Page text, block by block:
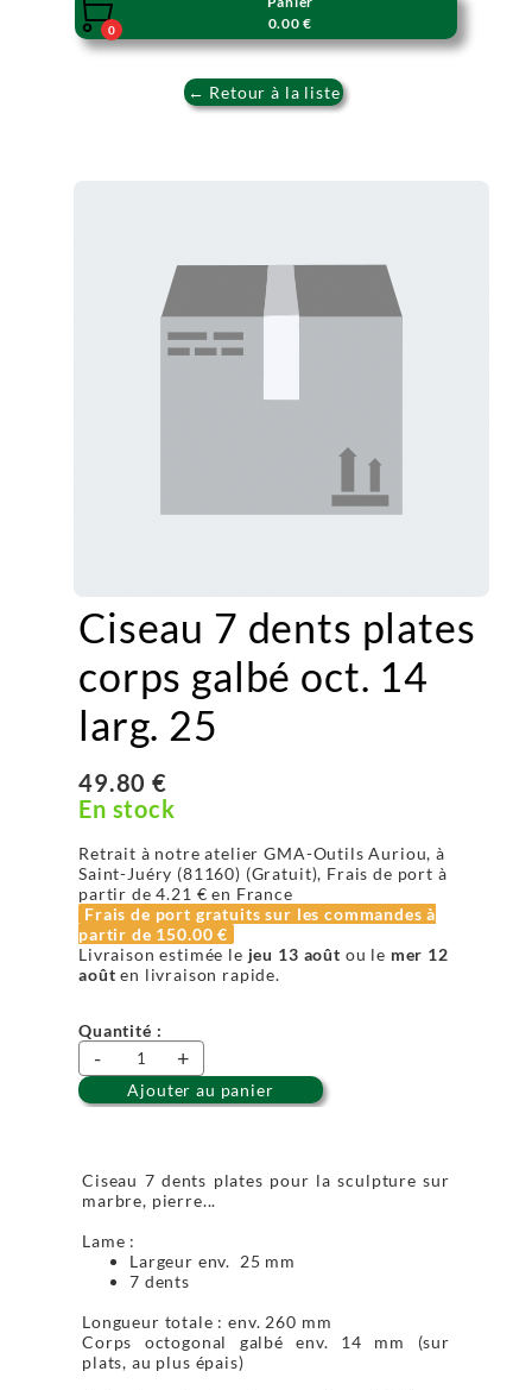

0
0.00 €
← Retour à la liste
Ciseau 7 dents plates
corps galbé oct. 14
larg. 25
49.80 €
En stock
Retrait à notre atelier GMA-Outils Auriou, à
Saint-Juéry (81160) (Gratuit), Frais de port à
partir de4.21 € en France
Frais de port gratuits sur les commandes à
partir de 150.00 €
Livraison estimée le jeu 13 août ou le mer 12
août en livraison rapide.
Quantité :
- +
Ajouter au panier
Ciseau 7 dents plates pour la sculpture sur
marbre, pierre...
Lame :
Largeur env. 25 mm
7 dents
Longueur totale : env. 260 mm
Corps octogonal galbé env. 14 mm (sur
plats, au plus épais)